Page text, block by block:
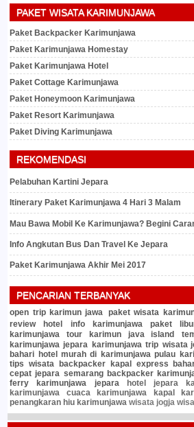
PAKET WISATA KARIMUNJAWA
Paket Backpacker Karimunjawa
Paket Karimunjawa Homestay
Paket Karimunjawa Hotel
Paket Cottage Karimunjawa
Paket Honeymoon Karimunjawa
Paket Resort Karimunjawa
Paket Diving Karimunjawa
REKOMENDASI
Pelabuhan Kartini Jepara
Itinerary Paket Karimunjawa 4 Hari 3 Malam
Mau Bawa Mobil Ke Karimunjawa? Begini
Info Angkutan Bus Dan Travel Ke Jepara
Paket Karimunjawa Akhir Mei 2017
PENCARIAN TERBANYAK
open trip karimun jawa paket wisata
review hotel
info karimunjawa paket
karimunjawa tour
karimun java island
karimunjawa jepara karimunjawa trip wisata
bahari hotel murah di karimunjawa pulau
tips wisata
backpacker kapal express
cepat jepara semarang backpacker
ferry karimunjawa jepara
hotel jepara
karimunjawa
cuaca karimunjawa kapal
penangkaran hiu karimunjawa wisata jogja